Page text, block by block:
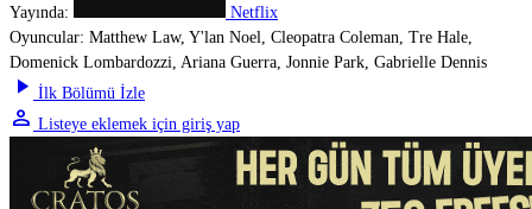
Yayında:
Netflix
Oyuncular: Matthew Law, Y'lan Noel, Cleopatra Coleman, Tre Hale,
Domenick Lombardozzi, Ariana Guerra, Jonnie Park, Gabrielle Dennis
play_arrow İlk Bölümü İzle
person Listeye eklemek için giriş yap